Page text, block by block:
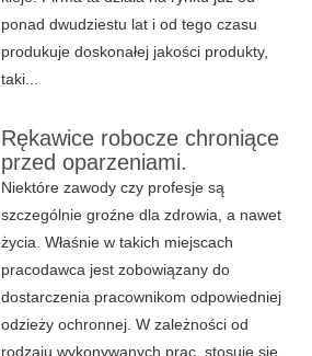
ponad dwudziestu lat i od tego czasu
produkuje doskonałej jakości produkty,
taki...
Rękawice robocze chroniące
przed oparzeniami.
Niektóre zawody czy profesje są
szczególnie groźne dla zdrowia, a nawet
życia. Właśnie w takich miejscach
pracodawca jest zobowiązany do
dostarczenia pracownikom odpowiedniej
odzieży ochronnej. W zależności od
rodzaju wykonywanych prac, stosuje się